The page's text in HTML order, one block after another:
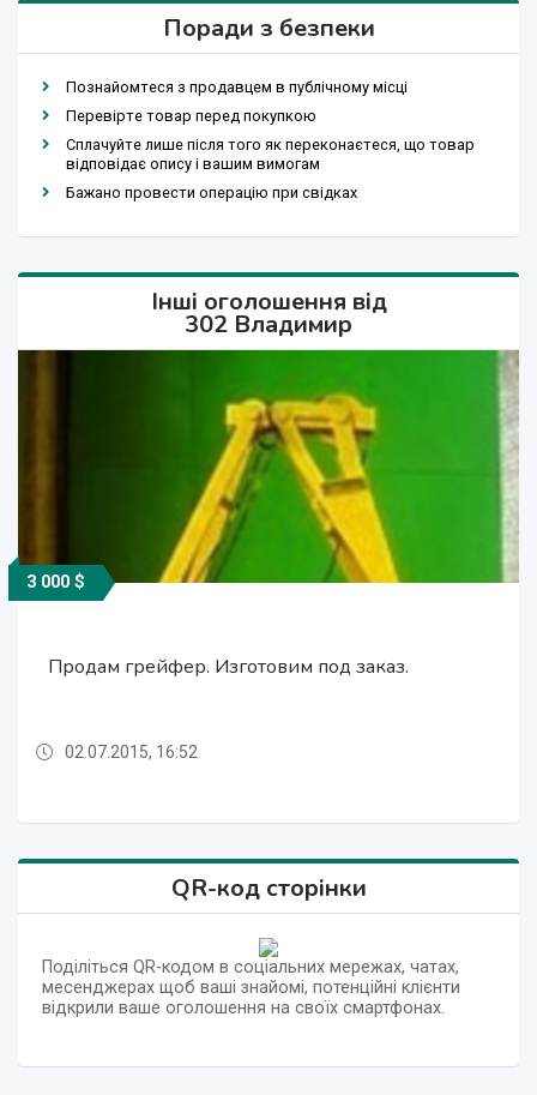
Поради з безпеки
Познайомтеся з продавцем в публічному місці
Перевірте товар перед покупкою
Сплачуйте лише після того як переконаєтеся, що товар
відповідає опису і вашим вимогам
Бажано провести операцію при свідках
Інші оголошення від
302 Владимир
3 000 $
Конструкции, воздухосборники, ёмкости.
3 000 $
Продам грейфер. Изготовим под заказ.
3 000 $
Конструкции, воздухосборники, ёмкости.
3 000 $
Продам грейфер. Изготовим под заказ.
02.07.2015, 16:52
QR-код сторінки
Поділіться QR-кодом в соціальних мережах, чатах,
месенджерах щоб ваші знайомі, потенційні клієнти
відкрили ваше оголошення на своїх смартфонах.